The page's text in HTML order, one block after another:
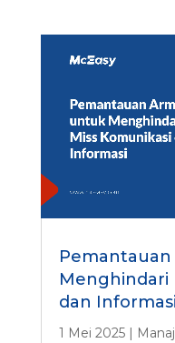
Menghindari
dan Informasi
1 Mei 2025|